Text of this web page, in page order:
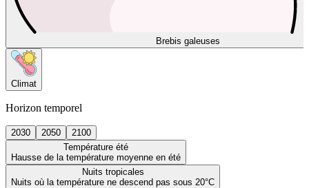
Brebis galeuses
Climat
Horizon temporel
2030 2050
2100
Température été
Hausse de la température moyenne en été
Nuits tropicales
Nuits où la température ne descend pas sous 20°C